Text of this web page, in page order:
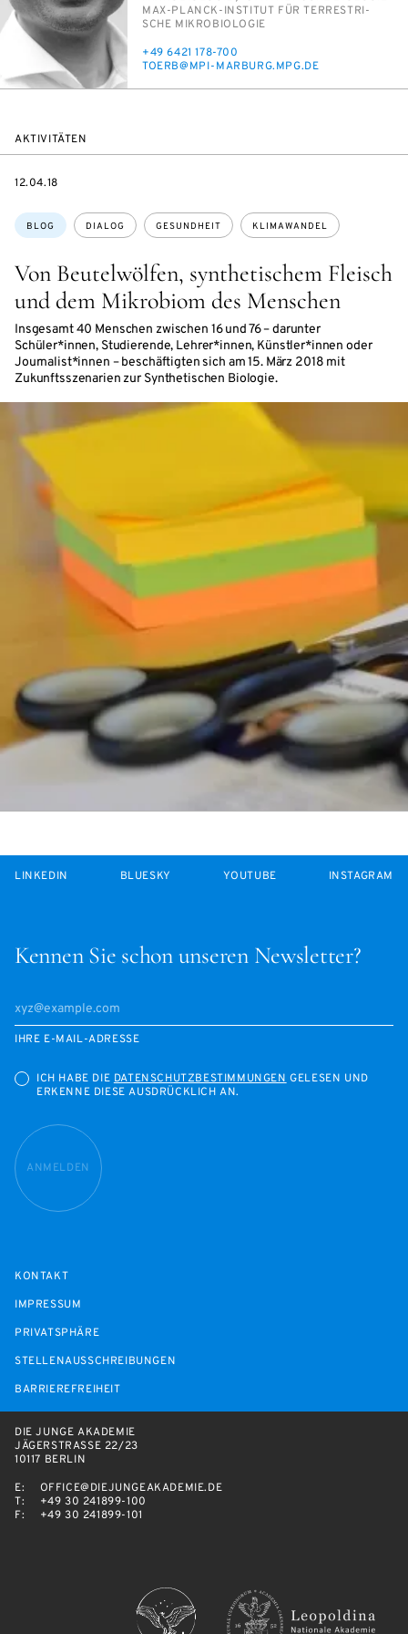
INSTITUTION
MAX-PLANCK-IN­STI­TUT FÜR TER­RES­TRI­
SCHE MI­KRO­BIO­LO­GIE
TELEFON
+49 6421 178-700
E-
TO­ERB@MPI-MAR­BURG.MPG.DE
AKTIVITÄTEN
Von Beutelwölfen, synthetischem Fleisch
und dem Mikrobiom des Menschen
Insgesamt 40 Menschen zwischen 16 und 76 – darunter
Schüler*innen, Studierende, Lehrer*innen, Künstler*innen oder
Journalist*innen – beschäftigten sich am 15. März 2018 mit
Zukunftsszenarien zur Synthetischen Biologie.
Themen:
BLOG DIALOG GESUNDHEIT KLIMAWANDEL
DATE
12.04.18
Kennen Sie schon unseren Newsletter?
IHRE E-MAIL-ADRESSE
ICH HABE DIE DATENSCHUTZBESTIMMUNGEN GELESEN UND
ERKENNE DIESE AUSDRÜCKLICH AN.
ANMELDEN
LINKEDIN BLUESKY YOUTUBE INSTAGRAM
KONTAKT
IMPRESSUM
PRIVATSPHÄRE
STELLENAUSSCHREIBUNGEN
BARRIEREFREIHEIT
DIE JUNGE AKADEMIE
JÄGERSTRASSE 22/23
10117 BERLIN
E:
OFFICE@DIEJUNGEAKADEMIE.DE
T:
+49 30 241899-100
F:
+49 30 241899-101